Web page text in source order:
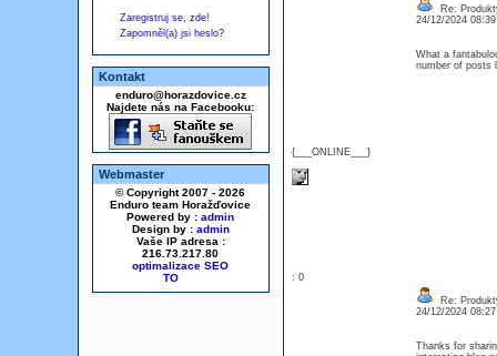
Zaregistruj se, zde!
Zapomněl(a) jsi heslo?
Kontakt
enduro@horazdovice.cz
Najdete nás na Facebooku:
Webmaster
© Copyright 2007 - 2026
Enduro team Horažďovice
Powered by : admin
Design by : admin
Vaše IP adresa :
216.73.217.80
optimalizace SEO
{___ONLINE___}
Re:
24/12/2024
What a
number of
: 0
Re:
24/12/2024
Thanks for